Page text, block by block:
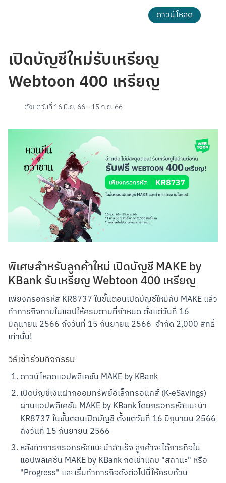
ดาวน์โหลด
เปิดบัญชีใหม่รับเหรียญ
Webtoon 400 เหรียญ
ตั้งแต่วันที่ 16 มิ.ย. 66- 15 ก.ย. 66
พิเศษสำหรับลูกค้าใหม่ เปิดบัญชี MAKE by
KBank รับเหรียญ Webtoon 400 เหรียญ
เพียงกรอกรหัส KR8737 ในขั้นตอนเปิดบัญชีใหม่กับ MAKE แล้ว
ทำภารกิจภายในแอปให้ครบตามที่กำหนด ตั้งแต่วันที่ 16
มิถุนายน 2566 ถึงวันที่ 15 กันยายน 2566  จำกัด 2,000 สิทธิ์
เท่านั้น!
วิธีเข้าร่วมกิจกรรม
ดาวน์โหลดแอปพลิเคชัน MAKE by KBank
เปิดบัญชีเงินฝากออมทรัพย์อิเล็กทรอนิกส์ (K-eSavings)
ผ่านแอปพลิเคชัน MAKE by KBank โดยกรอกรหัสแนะนำ
KR8737 ในขั้นตอนเปิดบัญชี ตั้งแต่วันที่ 16 มิถุนายน 2566
ถึงวันที่ 15 กันยายน 2566
หลังทำการกรอกรหัสแนะนำสำเร็จ ลูกค้าจะได้ภารกิจใน
แอปพลิเคชัน MAKE by KBank กดเข้าแถบ "สถานะ" หรือ
"Progress" และเริ่มทำภารกิจดังต่อไปนี้ให้ครบถ้วน